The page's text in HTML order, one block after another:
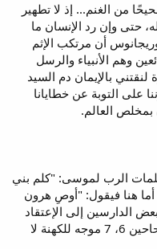
من الغنم... إذ لا تطهير
حتى وإن رد الإنسان ما
أن مرتكب الإثم
وهم الأنبياء والرسل
لنقتني بالإيمان دم السيد
على التوبة عن خطايانا
بمخلص العالم.
الرب لموسى: "كلم بني
وقل لهم" (1: 2، 4: 1)، أما هنا فيقول: "أوصِ هرون
هذا ما دفع بعض الدارسين إلى الإعتقاد
بأن هذا الجزء وما يليه في الأصحاحين 6، 7 موجه للكهنة لا